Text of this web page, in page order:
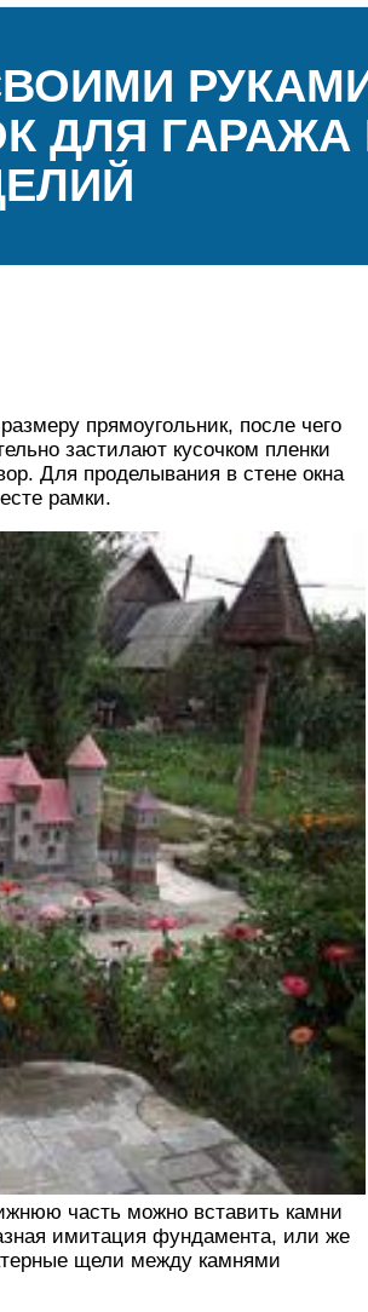
ДЛЯ ГАРАЖА
прямоугольник, после чего
застилают кусочком пленки
Для проделывания в стене окна
рамки.
часть можно вставить камни
имитация фундамента, или же
щели между камнями